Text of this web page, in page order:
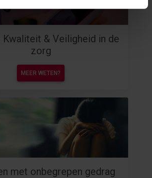
Kwaliteit & Veiligheid in de
zorg
MEER WETEN?
met onbegrepen gedrag